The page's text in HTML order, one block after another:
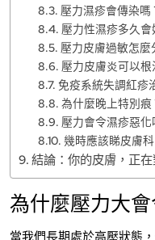
壓力濕疹會傳染嗎
壓力性濕疹多久會
壓力皮膚過敏怎麼
壓力皮膚炎可以根
免疫系統失調紅疹
為什麼晚上特別痕
壓力會令濕疹惡化
幾時應該睇皮膚科
結論：你的皮膚，正
為什麼壓力大
當我們長期處於高壓狀態